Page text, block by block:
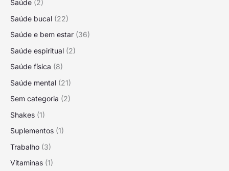
Saúde (2)
Saúde bucal (22)
Saúde e bem estar (36)
Saúde espiritual (2)
Saúde física (8)
Saúde mental (21)
Sem categoria (2)
Shakes (1)
Suplementos (1)
Trabalho (3)
Vitaminas (1)